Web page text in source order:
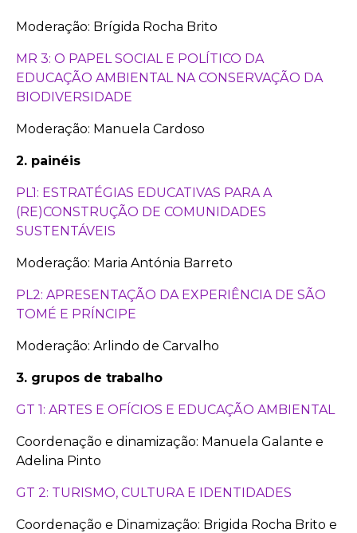
Moderação: Brígida Rocha Brito
MR 3: O PAPEL SOCIAL E POLÍTICO DA
EDUCAÇÃO AMBIENTAL NA CONSERVAÇÃO DA
BIODIVERSIDADE
Moderação: Manuela Cardoso
2. painéis
PL1: ESTRATÉGIAS EDUCATIVAS PARA A
(RE)CONSTRUÇÃO DE COMUNIDADES
SUSTENTÁVEIS
Moderação: Maria Antónia Barreto
PL2: APRESENTAÇÃO DA EXPERIÊNCIA DE SÃO
TOMÉ E PRÍNCIPE
Moderação: Arlindo de Carvalho
3. grupos de trabalho
GT 1: ARTES E OFÍCIOS E EDUCAÇÃO AMBIENTAL
Coordenação e dinamização: Manuela Galante e
Adelina Pinto
GT 2: TURISMO, CULTURA E IDENTIDADES
Coordenação e Dinamização: Brigida Rocha Brito e